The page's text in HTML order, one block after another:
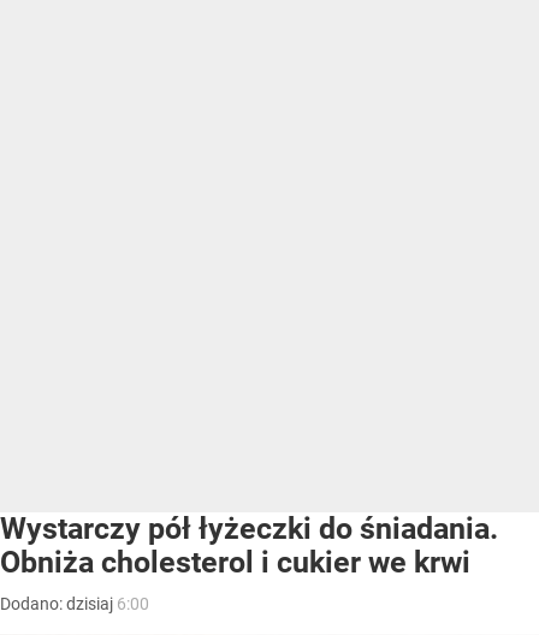
Wystarczy pół łyżeczki do śniadania.
Obniża cholesterol i cukier we krwi
Dodano:dzisiaj 6:00